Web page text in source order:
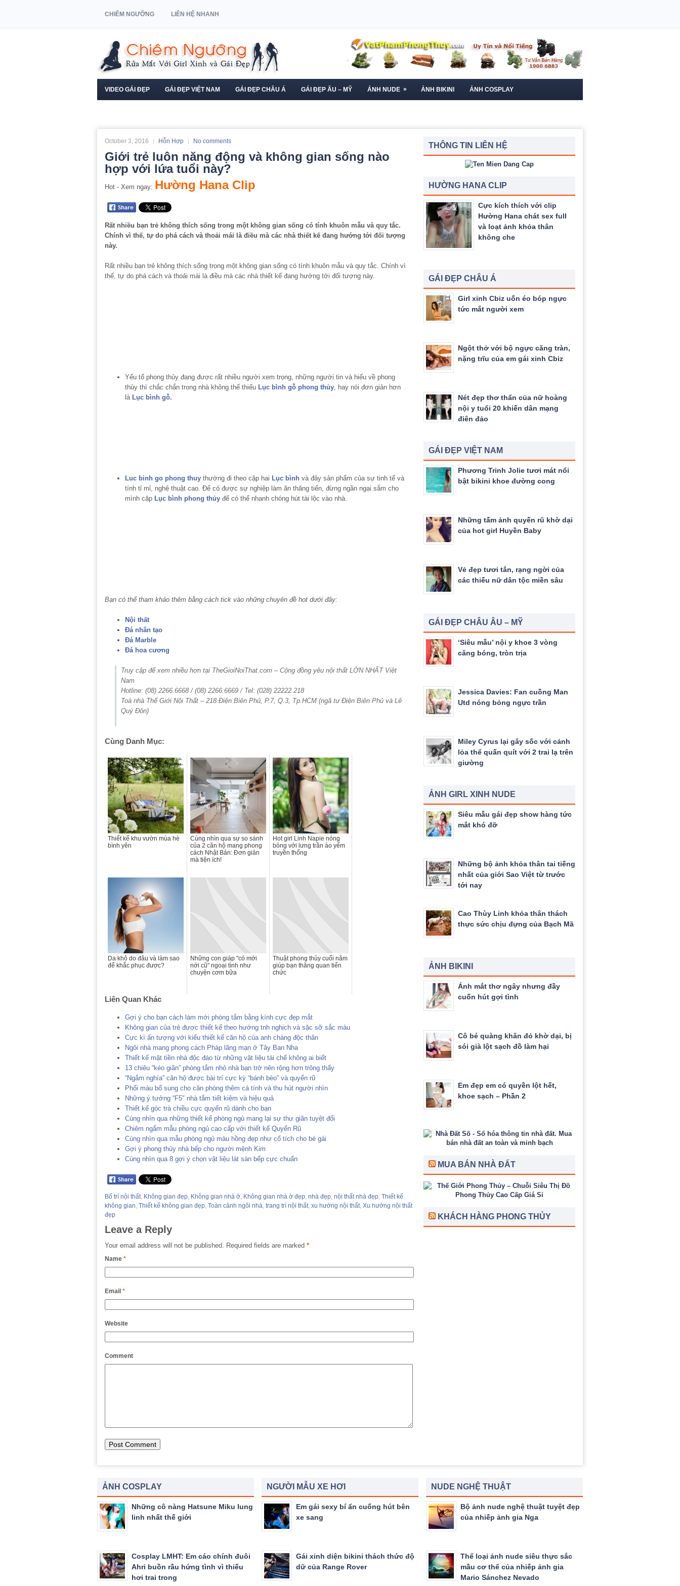
CHIÊM NGƯỠNG LIÊN HỆ NHANH
VIDEO GÁI ĐẸP GÁI ĐẸP VIỆT NAM GÁI ĐẸP CHÂU Á GÁI ĐẸP ÂU – MỸ ẢNH NUDE » ẢNH BIKINI ẢNH COSPLAY
October 3, 2016 Hỗn Hợp No comments
Giới trẻ luôn năng động và không gian sống nào
hợp với lứa tuổi này?
Hot - Xem ngay: Hường Hana Clip
Rất nhiều bạn trẻ không thích sống trong một không gian sống có tính khuôn mẫu và quy tắc.
Chính vì thế, tự do phá cách và thoải mái là điều mà các nhà thiết kế đang hướng tới đối tượng
này.
Rất nhiều bạn trẻ không thích sống trong một không gian sống có tính khuôn mẫu và quy tắc. Chính vì
thế, tự do phá cách và thoải mái là điều mà các nhà thiết kế đang hướng tới đối tượng này.
Yếu tố phong thủy đang được rất nhiều người xem trọng, những người tin và hiểu về phong
thủy thì chắc chắn trong nhà không thể thiếu Lục bình gỗ phong thủy , hay nói đơn giản hơn
là Lục bình gỗ.
Luc binh go phong thuy thường đi theo cặp hai Lục bình và đây sản phẩm của sự tinh tế và
tính tỉ mỉ, nghệ thuật cao. Để có được sự nghiệp làm ăn thăng tiến, đừng ngần ngại sắm cho
mình cặp Lục bình phong thủy để có thể nhanh chóng hút tài lộc vào nhà.
Bạn có thể tham khảo thêm bằng cách tick vào những chuyên đề hot dưới đây:
Nội thất
Đá nhân tạo
Đá Marble
Đá hoa cương
Truy cập để xem nhiều hơn tại TheGioiNoiThat.com – Cộng đồng yêu nội thất LỚN NHẤT Việt
Nam
Hotline: (08) 2266.6668 / (08) 2266.6669 / Tel: (028) 22222.218
Toà nhà Thế Giới Nội Thất – 218 Điện Biên Phủ, P.7, Q.3, Tp.HCM (ngã tư Điện Biên Phủ và Lê
Quý Đôn)
Cùng Danh Mục:
Thiết kế khu vườn mùa hè
bình yên
Cùng nhìn qua sự so sánh
của 2 căn hộ mang phong
cách Nhật Bản: Đơn giản
mà tiện ích!
Hot girl Linh Napie nóng
bỏng với lưng trần áo yếm
truyền thống
Da khô do đâu và làm sao
để khắc phục được?
Những con giáp "có mới
nới cũ" ngoại tình như
chuyện cơm bữa
Thuật phong thủy cuối năm
giúp bạn thăng quan tiến
chức
Liên Quan Khác
Gợi ý cho bạn cách làm mới phòng tắm bằng kính cực đẹp mắt
Không gian của trẻ được thiết kế theo hướng tnh nghịch và sặc sỡ sắc màu
Cực kì ấn tượng với kiểu thiết kế căn hộ của anh chàng độc thân
Ngôi nhà mang phong cách Pháp lãng mạn ở Tây Ban Nha
Thiết kế mặt tiền nhà độc đáo từ những vật liệu tái chế không ai biết
13 chiêu “kéo giãn” phòng tắm nhỏ nhà bạn trở nên rộng hơn trông thấy
“Ngắm nghía” căn hộ được bài trí cực kỳ “bánh bèo” và quyến rũ
Phối màu bổ sung cho căn phòng thêm cá tính và thu hút người nhìn
Những ý tưởng “F5″ nhà tắm tiết kiệm và hiệu quả
Thiết kế góc trà chiều cực quyến rũ dành cho bạn
Cùng nhìn qua những thiết kế phòng ngủ mang lại sự thư giãn tuyệt đối
Chiêm ngắm mẫu phòng ngủ cao cấp với thiết kế Quyến Rũ
Cùng nhìn qua mẫu phòng ngủ màu hồng đẹp như cổ tích cho bé gái
Gợi ý phong thủy nhà bếp cho người mệnh Kim
Cùng nhìn qua 8 gợi ý chọn vật liệu lát sàn bếp cực chuẩn
Bố trí nội thất, Không gian đẹp, Không gian nhà ở, Không gian nhà ở đẹp, nhà đẹp, nội thất nhà đẹp, Thiết kế
không gian, Thiết kế không gian đẹp, Toàn cảnh ngôi nhà, trang trí nội thất, xu hướng nội thất, Xu hướng nội thất
đẹp
Leave a Reply
Your email address will not be published. Required fields are marked *
Name *
Email *
Website
Comment
THÔNG TIN LIÊN HỆ
HƯỜNG HANA CLIP
Cực kích thích với clip
Hường Hana chát sex full
và loạt ảnh khỏa thân
không che
GÁI ĐẸP CHÂU Á
Girl xinh Cbiz uốn éo bóp ngực
tức mắt người xem
Ngột thở với bộ ngực căng tràn,
nặng trĩu của em gái xinh Cbiz
Nét đẹp thơ thẩn của nữ hoàng
nội y tuổi 20 khiến dân mạng
điên đảo
GÁI ĐẸP VIỆT NAM
Phương Trinh Jolie tươi mát nổi
bật bikini khoe đường cong
Những tấm ảnh quyến rũ khờ dại
của hot girl Huyền Baby
Vẻ đẹp tươi tắn, rạng ngời của
các thiếu nữ dân tộc miền sâu
GÁI ĐẸP CHÂU ÂU – MỸ
‘Siêu mẫu’ nội y khoe 3 vòng
căng bóng, tròn trịa
Jessica Davies: Fan cuồng Man
Utd nóng bỏng ngực trần
Miley Cyrus lại gây sốc với cảnh
lỏa thể quấn quít với 2 trai lạ trên
giường
ẢNH GIRL XINH NUDE
Siêu mẫu gái đẹp show hàng tức
mắt khó đỡ
Những bộ ảnh khỏa thân tai tiếng
nhất của giới Sao Việt từ trước
tới nay
Cao Thùy Linh khỏa thân thách
thực sức chịu đựng của Bạch Mã
ẢNH BIKINI
Ánh mắt thơ ngây nhưng đầy
cuốn hút gợi tình
Cô bé quàng khăn đỏ khờ dại, bị
sói già lột sạch đồ làm hại
Em đẹp em có quyền lột hết,
khoe sạch – Phần 2
MUA BÁN NHÀ ĐẤT
KHÁCH HÀNG PHONG THỦY
ẢNH COSPLAY
Những cô nàng Hatsune Miku lung
linh nhất thế giới
Cosplay LMHT: Em cáo chính đuôi
Ahri buồn rầu hứng tình vì thiếu
hơi trai trong
NGƯỜI MẪU XE HƠI
Em gái sexy bí ẩn cuống hút bên
xe sang
Gái xinh diện bikini thách thức độ
dữ của Range Rover
NUDE NGHỆ THUẬT
Bộ ảnh nude nghệ thuật tuyệt đẹp
của nhiếp ảnh gia Nga
Thể loại ảnh nude siêu thực sắc
mầu cơ thể của nhiếp ảnh gia
Mario Sánchez Nevado